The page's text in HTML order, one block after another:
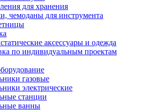
для хранения
чемоданы для инструмента
аксессуары и одежда
по индивидуальным проектам
газовые
электрические
станции
ванны